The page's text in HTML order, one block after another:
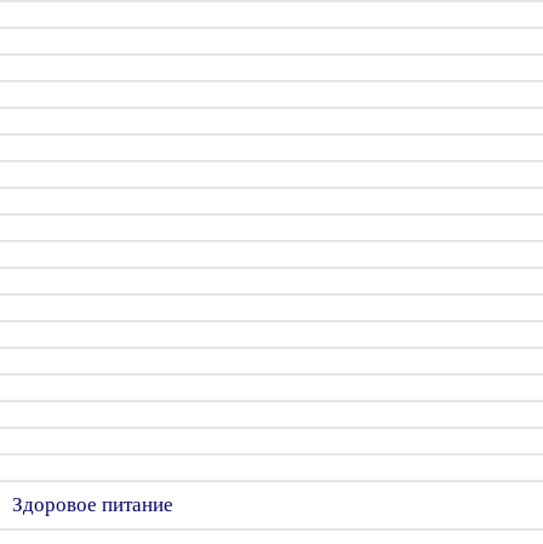
Здоровое питание